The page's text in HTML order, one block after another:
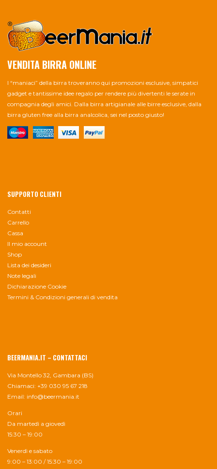
VENDITA BIRRA ONLINE
I “maniaci” della birra troveranno qui promozioni esclusive, simpatici
gadget e tantissime idee regalo per rendere più divertenti le serate in
compagnia degli amici. Dalla birra artigianale alle birre esclusive, dalla
birra gluten free alla birra analcolica, sei nel posto giusto!
SUPPORTO CLIENTI
Contatti
Carrello
Cassa
Il mio account
Shop
Lista dei desideri
Note legali
Dichiarazione Cookie
Termini & Condizioni generali di vendita
BEERMANIA.IT – CONTATTACI
Via Montello 32, Gambara (BS)
Chiamaci: +39 030 95 67 218
Email: info@beermania.it
Orari
Da martedì a giovedì
15:30 – 19:00
Venerdì e sabato
9:00 – 13:00 / 15:30 – 19:00